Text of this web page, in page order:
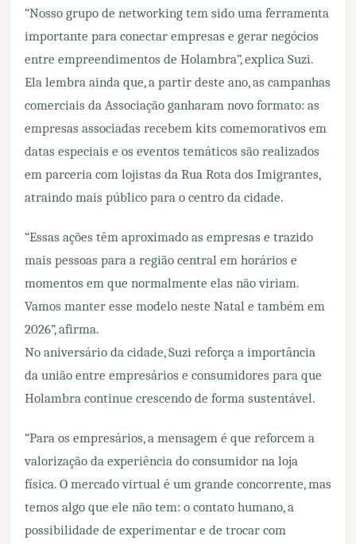
“Nosso grupo de networking tem sido uma ferramenta
importante para conectar empresas e gerar negócios
entre empreendimentos de Holambra”, explica Suzi.
Ela lembra ainda que, a partir deste ano, as campanhas
comerciais da Associação ganharam novo formato: as
empresas associadas recebem kits comemorativos em
datas especiais e os eventos temáticos são realizados
em parceria com lojistas da Rua Rota dos Imigrantes,
atraindo mais público para o centro da cidade.
“Essas ações têm aproximado as empresas e trazido
mais pessoas para a região central em horários e
momentos em que normalmente elas não viriam.
Vamos manter esse modelo neste Natal e também em
2026”, afirma.
No aniversário da cidade, Suzi reforça a importância
da união entre empresários e consumidores para que
Holambra continue crescendo de forma sustentável.
“Para os empresários, a mensagem é que reforcem a
valorização da experiência do consumidor na loja
física. O mercado virtual é um grande concorrente, mas
temos algo que ele não tem: o contato humano, a
possibilidade de experimentar e de trocar com